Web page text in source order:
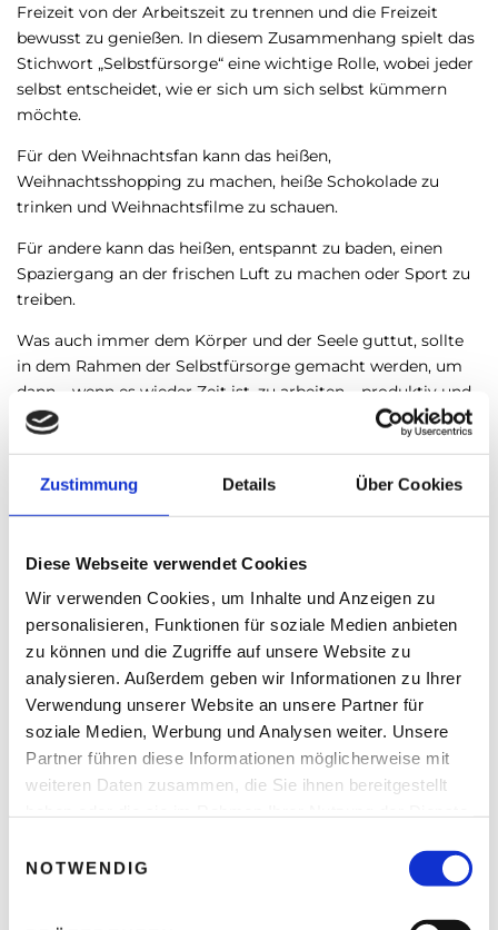
Zustimmung Details Über Cookies
Diese Webseite verwendet Cookies
Wir verwenden Cookies, um Inhalte und Anzeigen zu
personalisieren, Funktionen für soziale Medien anbieten
zu können und die Zugriffe auf unsere Website zu
analysieren. Außerdem geben wir Informationen zu Ihrer
Verwendung unserer Website an unsere Partner für
soziale Medien, Werbung und Analysen weiter. Unsere
Partner führen diese Informationen möglicherweise mit
weiteren Daten zusammen, die Sie ihnen bereitgestellt
NOTWENDIG
Freizeit von der Arbeitszeit zu trennen und die Freizeit
bewusst zu genießen. In diesem Zusammenhang spielt das
Stichwort „Selbstfürsorge“ eine wichtige Rolle, wobei jeder
selbst entscheidet, wie er sich um sich selbst kümmern
möchte.
Für den Weihnachtsfan kann das heißen,
Weihnachtsshopping zu machen, heiße Schokolade zu
trinken und Weihnachtsfilme zu schauen.
Für andere kann das heißen, entspannt zu baden, einen
Spaziergang an der frischen Luft zu machen oder Sport zu
treiben.
Was auch immer dem Körper und der Seele guttut, sollte
in dem Rahmen der Selbstfürsorge gemacht werden, um
dann – wenn es wieder Zeit ist, zu arbeiten – produktiv und
motiviert arbeiten zu können.
Hinweisen, die dazu beitragen stressfreier arbeiten zu
können, wenn die Weihnachtszeit ansonsten immer die
Kirsche auf dem Sahnehäubchen der Stresstorte war, den
Fokus auf das Wesentliche nicht zu vergessen.
Anstatt die Torte noch größer gestalten zu wollen, ist es
wichtig, die Torte zu genießen. Die Weihnachtszeit ist eine
erholsame Zeit, in der es nicht wichtig ist, mehr zu machen,
sondern herunterzufahren. Am besten wird diese Zeit als
Anlass genommen, auch im Rest des Jahres, die To-Do-
Liste auszumisten, zuentschleunigenund Prioritäten zu